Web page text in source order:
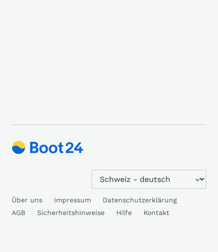
Über uns Impressum
Datenschutzerklärung
AGB
Sicherheitshinweise Hilfe Kontakt